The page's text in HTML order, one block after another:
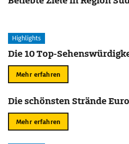
Highlights
Die 10 Top-
Mehr erfahren
Die schönsten Strände
Mehr erfahren